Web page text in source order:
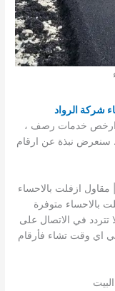
شركة الرواد
ارخص خدمات رصف ،
. سنعرض نبذة عن ارقام
بالاحساء متوفرة
في الاتصال على
اي وقت تشاء فأرقام